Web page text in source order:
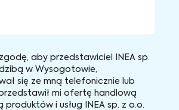
aby przedstawiciel INEA sp.
w Wysogotowie,
się ze mną telefonicznie lub
mi ofertę handlową
i usług INEA sp. z o.o.